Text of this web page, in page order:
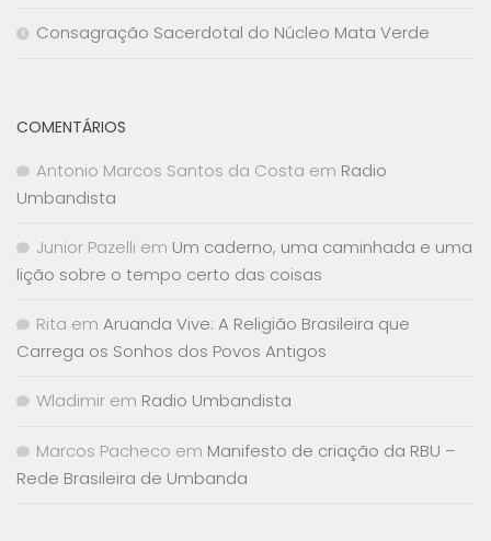
Consagração Sacerdotal do Núcleo Mata Verde
COMENTÁRIOS
Antonio Marcos Santos da Costa em Radio
Umbandista
Junior Pazelli em Um caderno, uma caminhada e uma
lição sobre o tempo certo das coisas
Rita em Aruanda Vive: A Religião Brasileira que
Carrega os Sonhos dos Povos Antigos
Wladimir em Radio Umbandista
Marcos Pacheco em Manifesto de criação da RBU –
Rede Brasileira de Umbanda